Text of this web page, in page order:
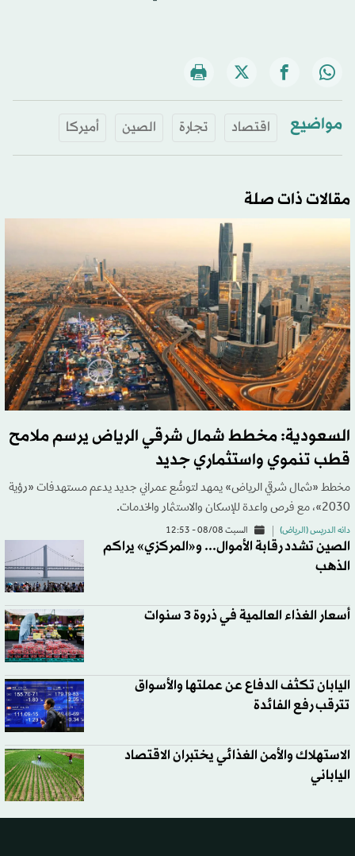
مواضيع اقتصاد تجارة الصين أميركا
مقالات ذات صلة
السعودية: مخطط شمال شرقي الرياض يرسم ملامح
قطب تنموي واستثماري جديد
مخطط «شمال شرقي الرياض» يمهد لتوسُّع عمراني جديد يدعم مستهدفات «رؤية
2030»، مع فرص واعدة للإسكان والاستثمار والخدمات.
دانه الدريس (الرياض) السبت 08/08 - 12:53
الصين تشدد رقابة الأموال... و«المركزي» يراكم
الذهب
أسعار الغذاء العالمية في ذروة 3 سنوات
اليابان تكثف الدفاع عن عملتها والأسواق
تترقب رفع الفائدة
الاستهلاك والأمن الغذائي يختبران الاقتصاد
الياباني